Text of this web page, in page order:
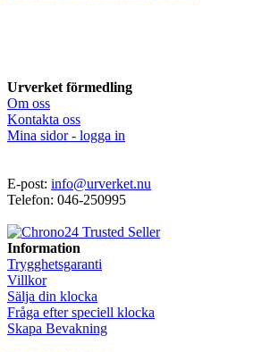
Urverket förmedling
Om oss
Kontakta oss
Mina sidor - logga in
E-post: info@urverket.nu
Telefon: 046-250995
Information
Trygghetsgaranti
Villkor
Sälja din klocka
Fråga efter speciell klocka
Skapa Bevakning